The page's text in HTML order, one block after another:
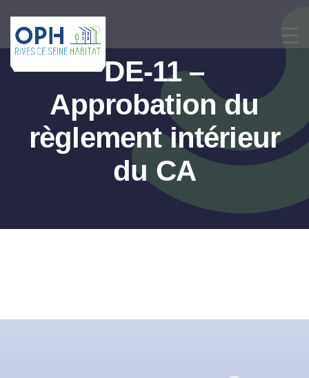
contenu
DE-11 –
Approbation du
règlement intérieur
du CA